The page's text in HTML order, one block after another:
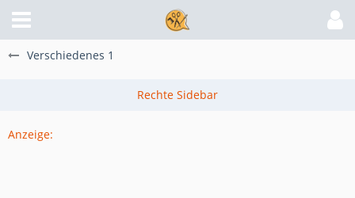
Verschiedenes 1
Anzeige: